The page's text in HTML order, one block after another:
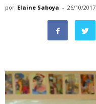
por Elaine Saboya - 26/10/2017